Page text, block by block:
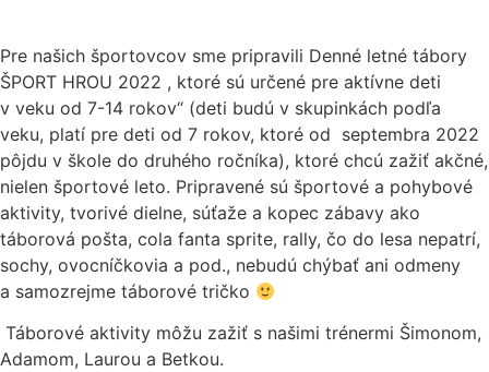
Pre našich športovcov sme pripravili Denné letné tábory
ŠPORT HROU 2022 , ktoré sú určené pre aktívne deti
v veku od 7-14 rokov“ (deti budú v skupinkách podľa
veku, platí pre deti od 7 rokov, ktoré od septembra 2022
pôjdu v škole do druhého ročníka), ktoré chcú zažiť akčné,
nielen športové leto. Pripravené sú športové a pohybové
aktivity, tvorivé dielne, súťaže a kopec zábavy ako
táborová pošta, cola fanta sprite, rally, čo do lesa nepatrí,
sochy, ovocníčkovia a pod., nebudú chýbať ani odmeny
a samozrejme táborové tričko
Táborové aktivity môžu zažiť s našimi trénermi Šimonom,
Adamom, Laurou a Betkou.